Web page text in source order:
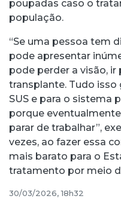
poupadas caso o
população.
“Se uma pessoa tem
pode apresentar
pode perder a visão, ir
transplante. Tudo
SUS e para o sistema
porque
parar de trabalhar”,
vezes, ao fazer essa
mais barato para o
tratamento por meio
30/03/2026, 18h32